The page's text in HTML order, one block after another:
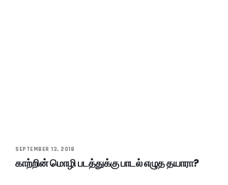
SEPTEMBER 13, 2018
காற்றின் மொழி படத்துக்கு பாடல் எழுத தயாரா?